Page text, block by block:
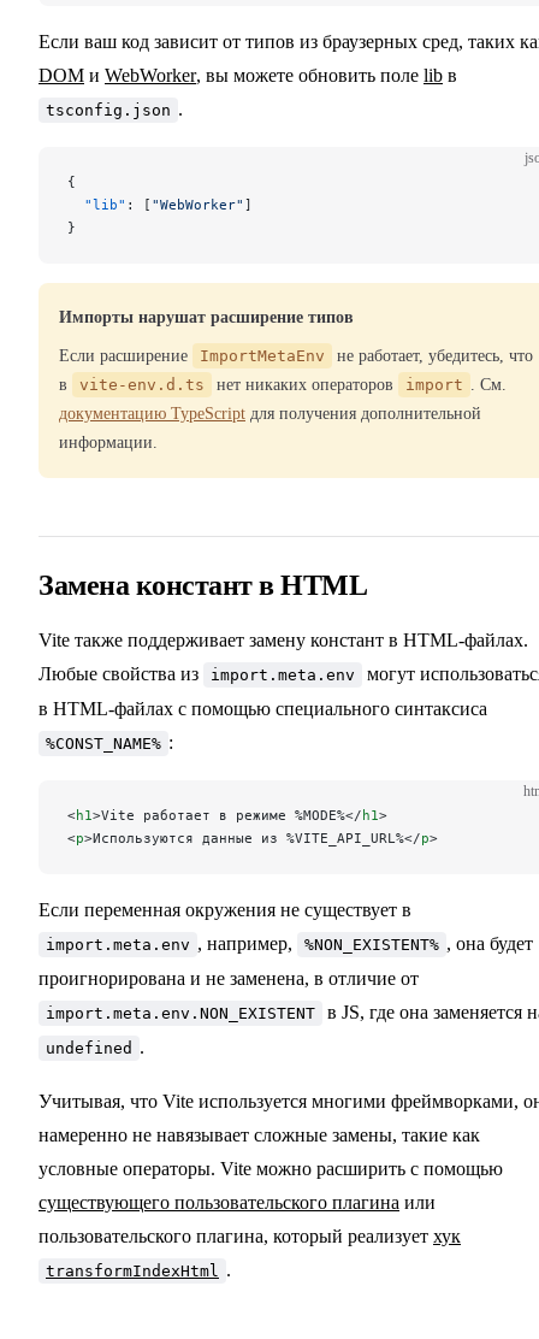
Если ваш код зависит от типов из браузерных сред, таких
DOM и WebWorker, вы можете обновить поле lib в
tsconfig.json .
{
  "lib"
: [ "WebWorker" ]
}
Импорты нарушат расширение типов
Если расширение ImportMetaEnv
не работает, убедитесь, что
в
vite-env.d.ts нет никаких операторов import . См.
документацию TypeScript для получения дополнительной
информации.
Замена констант в HTML
Vite также поддерживает замену констант в HTML-файлах.
Любые свойства из
import.meta.env
могут
в HTML-файлах с помощью специального синтаксиса
%CONST_NAME% :
<h1>Vite работает в режиме %MODE%</ h1>
<p>Используются данные из %VITE_API_URL%</p>
Если переменная окружения не существует в
import.meta.env , например, %NON_EXISTENT% , она будет
проигнорирована и не заменена, в отличие от
import.meta.env.NON_EXISTENT в JS, где она заменяется
undefined .
Учитывая, что Vite используется многими фреймворками,
намеренно не навязывает сложные замены, такие как
условные операторы. Vite можно расширить с помощью
существующего пользовательского плагина или
пользовательского плагина, который реализует хук
transformIndexHtml .